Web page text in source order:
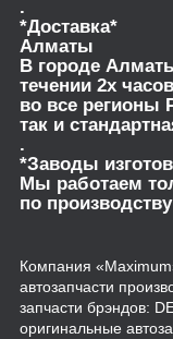
.
*Доставка*
Алматы
В городе
течении 2х
во все регионы
так и
.
*Заводы
Мы работаем
по
Компания
автозапчасти
запчасти брэндов:
оригинальные